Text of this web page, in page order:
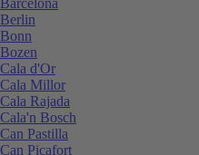
Berlin
Bonn
Bozen
Cala d'Or
Cala Millor
Cala Rajada
Cala'n Bosch
Can Pastilla
Can Picafort